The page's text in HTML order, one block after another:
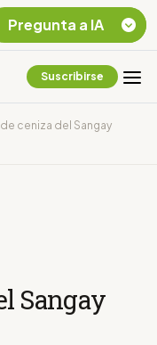
Suscribirse
de ceniza del Sangay
Sangay
Pregunta a IA
Chevron Ecuador